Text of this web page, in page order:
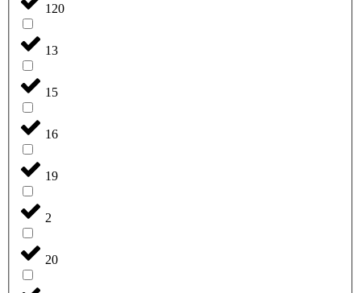
120
13
15
16
19
2
20